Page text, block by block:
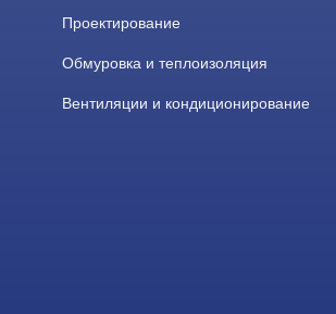
Проектирование
Обмуровка и теплоизоляция
Вентиляции и кондиционированиe